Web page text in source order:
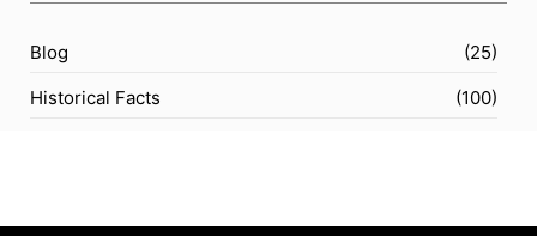
Blog
(25)
Historical Facts
(100)